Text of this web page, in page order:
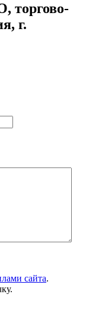
торгово-
г.
сайта.